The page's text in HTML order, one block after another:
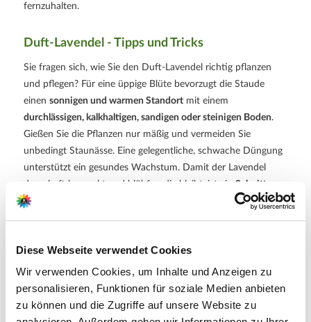
Diese Webseite verwendet Cookies
Wir verwenden Cookies, um Inhalte und Anzeigen zu
personalisieren, Funktionen für soziale Medien anbieten
zu können und die Zugriffe auf unsere Website zu
fernzuhalten.
Duft-Lavendel - Tipps und Tricks
Sie fragen sich, wie Sie den Duft-Lavendel richtig pflanzen
und pflegen? Für eine üppige Blüte bevorzugt die Staude
einen sonnigen und warmen Standort mit einem
durchlässigen, kalkhaltigen, sandigen oder steinigen Boden.
Gießen Sie die Pflanzen nur mäßig und vermeiden Sie
unbedingt Staunässe. Eine gelegentliche, schwache Düngung
unterstützt ein gesundes Wachstum. Damit der Lavendel
dauerhaft kompakt und blühfreudig bleibt, ist ein Schnitt
nach der Blüte sowie im Frühjahr vor dem Neuaustrieb um
kalten Jahreszeit mit Laub oder Reisig abgedeckt werden. Ein
Pflanzabstand von etwa 30 cm sorgt dafür, dass sich die
buschigen Pflanzen optimal entwickeln können.